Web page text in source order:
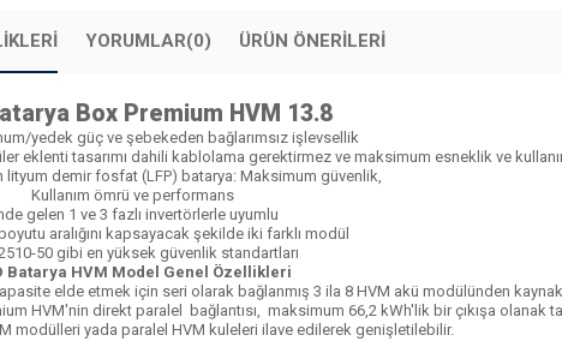
YORUMLAR(0) ÜRÜN ÖNERILERI
Box Premium HVM 13.8
yedek güç ve şebekeden bağlarımsız işlevsellik
eklenti tasarımı dahili kablolama gerektirmez ve maksimum esneklik ve
lityum demir fosfat (LFP) batarya: Maksimum güvenlik,
Kullanım ömrü ve performans
gelen 1 ve 3 fazlı invertörlerle uyumlu
aralığını kapsayacak şekilde iki farklı modül
50 gibi en yüksek güvenlik standartları
Batarya HVM Model Genel Özellikleri
elde etmek için seri olarak bağlanmış 3 ila 8 HVM akü modülünden
HVM'nin direkt paralel bağlantısı, maksimum 66,2 kWh'lik bir çıkışa olanak
modülleri yada paralel HVM kuleleri ilave edilerek genişletilebilir.